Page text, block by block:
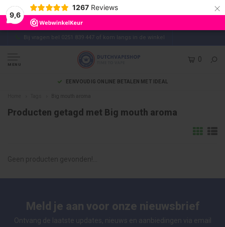
9,6
1267 Reviews ×
Bij vragen bel 0251 839 447 of kom langs in de winkel
MENU
0
EENVOUDIG ONLINE BETALEN MET IDEAL
Big mouth aroma
Producten getagd met Big mouth aroma
Geen producten gevonden!...
Meld je aan voor onze nieuwsbrief
Ontvang de laatste updates, nieuws en aanbiedingen via email